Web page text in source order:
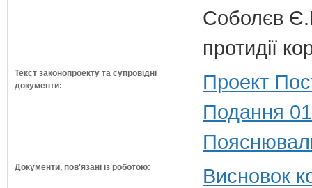
Соболєв
протидії
Текст законопроекту та супровідні
документи:
Проект
Подання
Документи, пов'язані із роботою: Висновок